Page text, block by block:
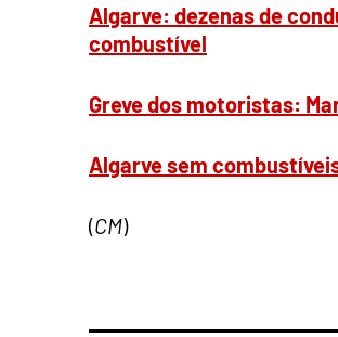
Algarve: dezenas de
combustível
Greve dos motoristas:
Algarve sem
(CM)